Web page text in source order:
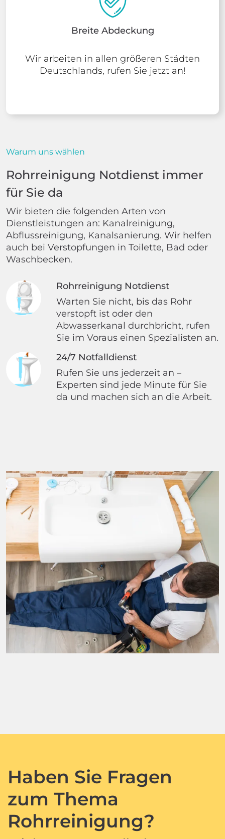
Breite Abdeckung
Wir arbeiten in allen größeren Städten
Deutschlands, rufen Sie jetzt an!
Warum uns wählen
Rohrreinigung Notdienst immer
für Sie da
Wir bieten die folgenden Arten von
Dienstleistungen an: Kanalreinigung,
Abflussreinigung, Kanalsanierung. Wir helfen
auch bei Verstopfungen in Toilette, Bad oder
Waschbecken.
Rohrreinigung Notdienst
Warten Sie nicht, bis das Rohr
verstopft ist oder den
Abwasserkanal durchbricht, rufen
Sie im Voraus einen Spezialisten an.
24/7 Notfalldienst
Rufen Sie uns jederzeit an –
Experten sind jede Minute für Sie
da und machen sich an die Arbeit.
Haben Sie Fragen
zum Thema
Rohrreinigung?